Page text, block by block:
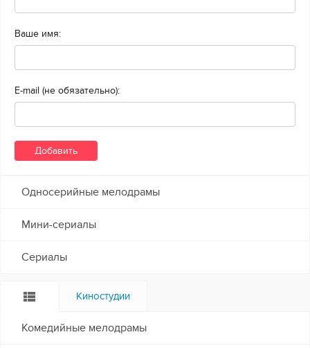
Ваше имя:
E-mail (не обязательно):
Односерийные мелодрамы
Мини-сериалы
Сериалы
Киностудии
Комедийные мелодрамы